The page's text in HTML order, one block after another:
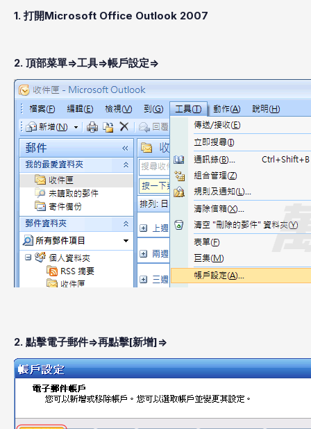
1. 打開Microsoft Office Outlook 2007
2. 頂部菜單=>工具=>帳戶設定=>
2. 點擊電子郵件=>再點擊[新增]=>